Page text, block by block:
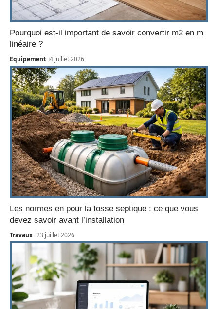
Pourquoi est-il important de savoir convertir m2 en m
linéaire ?
Equipement 4 juillet 2026
Les normes en pour la fosse septique : ce que vous
devez savoir avant l’installation
Travaux 23 juillet 2026